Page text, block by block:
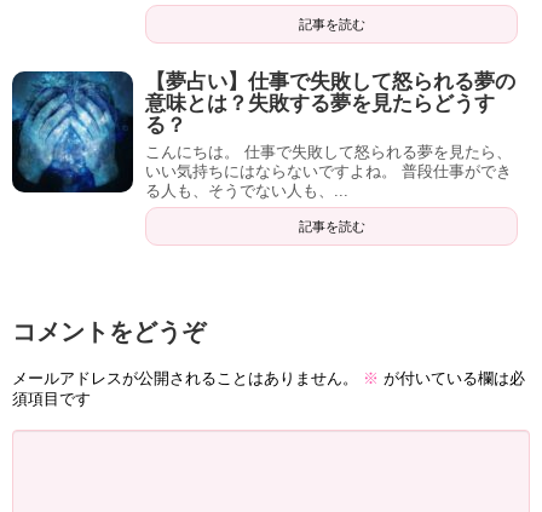
記事を読む
【夢占い】仕事で失敗して怒られる夢の
意味とは？失敗する夢を見たらどうす
る？
こんにちは。 仕事で失敗して怒られる夢を見たら、
いい気持ちにはならないですよね。 普段仕事ができ
る人も、そうでない人も、...
記事を読む
コメントをどうぞ
メールアドレスが公開されることはありません。 ※ が付いている欄は必
須項目です